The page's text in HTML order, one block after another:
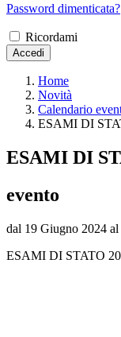
Password dimenticata?
Ricordami
Accedi
Home
Novità
Calendario
ESAMI DI
ESAMI DI
evento
dal 19 Giugno 2024
ESAMI DI STATO